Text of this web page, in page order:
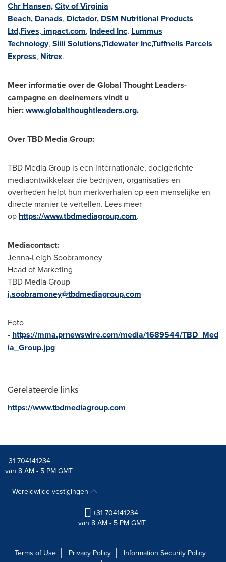
Chr Hansen,City of Virginia
Beach, Danads, Dictador, DSM Nutritional Products
Ltd,Fives, impact.com, Indeed Inc, Lummus
Technology, Siili Solutions,Tidewater Inc,Tuffnells Parcels
Express, Nitrex.
Meer informatie over de Global Thought Leaders-
campagne en deelnemers vindt u
hier:www.globalthoughtleaders.org.
Over TBD Media Group:
TBD Media Group is een internationale, doelgerichte
mediaontwikkelaar die bedrijven, organisaties en
overheden helpt hun merkverhalen op een menselijke en
directe manier te vertellen. Lees meer
op https://www.tbdmediagroup.com.
Mediacontact:
Jenna-Leigh Soobramoney
Head of Marketing
TBD Media Group
j.soobramoney@tbdmediagroup.com
Foto
- https://mma.prnewswire.com/media/1689544/TBD_Med
ia_Group.jpg
Gerelateerde links
https://www.tbdmediagroup.com
+31 704141234
van 8 AM - 5 PM GMT
Wereldwijde vestigingen
+31 704141234
van 8 AM - 5 PM GMT
Terms of Use Privacy Policy
Information Security Policy